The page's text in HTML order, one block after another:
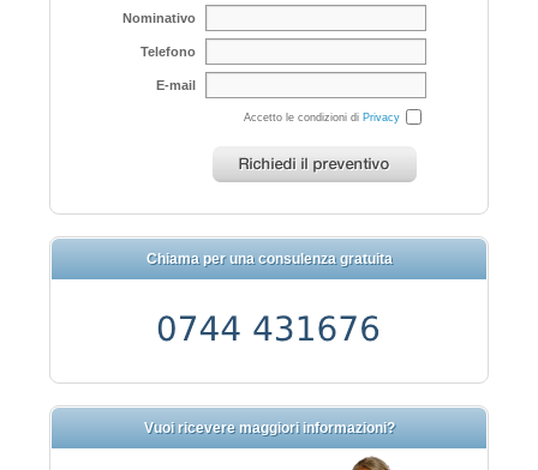
Nominativo
Telefono
E-mail
Accetto le condizioni di Privacy
Chiama per una consulenza gratuita
Vuoi ricevere maggiori informazioni?